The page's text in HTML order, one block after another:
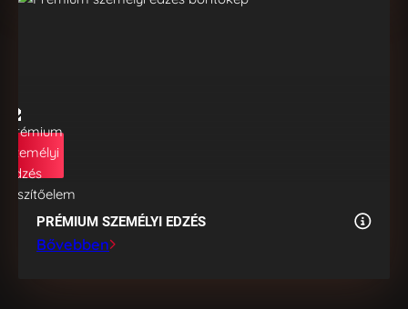
PRÉMIUM SZEMÉLYI EDZÉS
Bővebben